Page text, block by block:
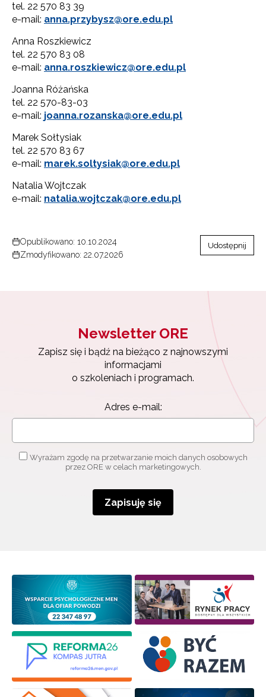
tel. 22 570 83 39
e-mail: anna.przybysz@ore.edu.pl
Anna Roszkiewicz
tel. 22 570 83 08
e-mail: anna.roszkiewicz@ore.edu.pl
Joanna Różańska
tel. 22 570-83-03
e-mail: joanna.rozanska@ore.edu.pl
Marek Sołtysiak
tel. 22 570 83 67
e-mail: marek.soltysiak@ore.edu.pl
Natalia Wojtczak
e-mail: natalia.wojtczak@ore.edu.pl
Opublikowano: 10.10.2024
Zmodyfikowano: 22.07.2026
Udostępnij
Newsletter ORE
Zapisz się i bądź na bieżąco z najnowszymi
informacjami
o szkoleniach i programach.
Adres e-mail:
Wyrażam zgodę na przetwarzanie moich danych osobowych
przez ORE w celach marketingowych.
Zapisuję się